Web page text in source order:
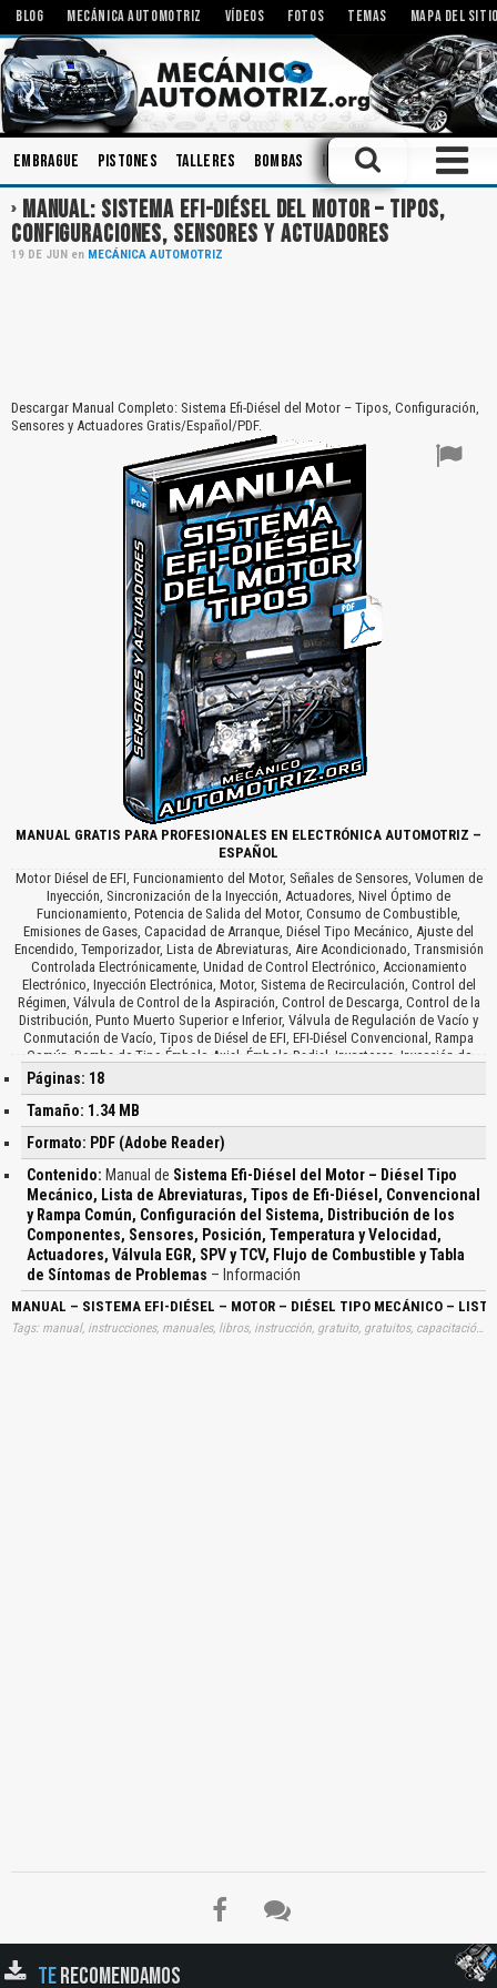
BLOG MECÁNICA AUTOMOTRIZ VÍDEOS FOTOS TEMAS MAPA DEL
Embrague Pistones Talleres Bombas Inyectores Aceites
MANUAL: SISTEMA EFI-DIÉSEL DEL MOTOR – TIPOS,
CONFIGURACIONES, SENSORES Y ACTUADORES
19 DE JUN en MECÁNICA AUTOMOTRIZ
Descargar Manual Completo: Sistema Efi-Diésel del Motor – Tipos, Configuración,
Sensores y Actuadores Gratis/Español/PDF.
MANUAL GRATIS PARA PROFESIONALES EN ELECTRÓNICA AUTOMOTRIZ –
ESPAÑOL
Motor Diésel de EFI, Funcionamiento del Motor, Señales de Sensores, Volumen de
Inyección, Sincronización de la Inyección, Actuadores, Nivel Óptimo de
Funcionamiento, Potencia de Salida del Motor, Consumo de Combustible,
Emisiones de Gases, Capacidad de Arranque, Diésel Tipo Mecánico, Ajuste del
Encendido, Temporizador, Lista de Abreviaturas, Aire Acondicionado, Transmisión
Controlada Electrónicamente, Unidad de Control Electrónico, Accionamiento
Electrónico, Inyección Electrónica, Motor, Sistema de Recirculación, Control del
Régimen, Válvula de Control de la Aspiración, Control de Descarga, Control de la
Distribución, Punto Muerto Superior e Inferior, Válvula de Regulación de Vacío y
Conmutación de Vacío, Tipos de Diésel de EFI, EFI-Diésel Convencional, Rampa
Común, Bomba de Tipo Émbolo Axial, Émbolo Radial, Inyectores, Inyección de
Combustible, Control del Volumen de Inyección, Tipos de Motor que Utilizan EFI,
5L-E, 1KZ-TE E/G, 1HD-FTE E/G, 15B-FTE E/G, 1CD-FTV E/G, 1KD-FTV E/G, 2KD-FTV
E/G, 1ND-TV E/G, Configuración del Sistema, Sensores, Posición del Pedal del
Acelerador, Temperatura del Aire de Admisión, Ángulo de Apertura del Acelerador,
Turbocompresión, Temperatura del Agua, Posición del Cigüeñal, Sensor de
Velocidad, Temperatura del Combustible, Actuador, Válvula de Recirculación de
los Gases, Válvula de Control de Descarga, Control de la Distribución, Ecu y Otras
Piezas, Flujo de Combustible, Señales, Distribución de los Componentes,
Caudalímetro de Aire, Sensor de Posición, Inyector, Válvula EGR, Elementos de
Control, Sistema de Admisión, Combustible y Precalentamiento, Mantenimiento,
Tabla de Síntomas, Motor de Arranque, Relé del Motor, Arranque Difícil, Circuito
de la Señal STA, Ralentí del Motor Alto, Aceleración Deficiente, Boquilla del
Inyector, Bomba de Inyección, Detonaciones, Bomba de Suministro, Engranajes de
Distribución, Instalación, Correa de Distribución e Inspección…
Páginas: 18
Tamaño: 1.34 MB
Formato: PDF (Adobe Reader)
Contenido: Manual de Sistema Efi-Diésel del Motor – Diésel Tipo
Mecánico, Lista de Abreviaturas, Tipos de Efi-Diésel, Convencional
y Rampa Común, Configuración del Sistema, Distribución de los
Componentes, Sensores, Posición, Temperatura y Velocidad,
Actuadores, Válvula EGR, SPV y TCV, Flujo de Combustible y Tabla
de Síntomas de Problemas – Información
MANUAL – SISTEMA EFI-DIÉSEL – MOTOR – DIÉSEL TIPO MECÁNICO –
Tags: manual, instrucciones, manuales, libros, instrucción, gratuito, gratuitos, capacitación, entrenamiento, capacitaciones, información, datos, gratis, descargar, guías, guias, sistemas, efi, diesel, motores, diesel, tipos, mecanicos, listas, abreviaturas, tipos, efi, diesel, convencionales, rampas, comun, configuraciones, sistemas, distribuciones, componentes, sensores, posiciones, temperaturas, velocidades, actuadores, valvulas, egr, spv, tcv, flujos, combustibles, tablas, sintomas, problemas, aprender, descargas
TERECOMENDAMOS